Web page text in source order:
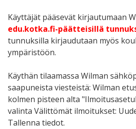
Käyttäjät pääsevät kirjautumaan
edu.kotka.fi-päätteisillä
tunnuksilla kirjaudutaan myös
ympäristöön.
Käythän tilaamassa Wilman
saapuneista viesteistä: Wilman
kolmen pisteen alta
valinta Välittömät ilmoitukset:
Tallenna tiedot.